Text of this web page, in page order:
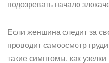
подозревать начало
Если женщина следит за
проводит самоосмотр
такие симптомы, как